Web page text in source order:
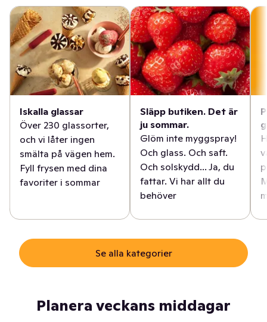
Iskalla glassar
Över 230 glassorter,
och vi låter ingen
smälta på vägen hem.
Fyll frysen med dina
favoriter i sommar
Släpp butiken. Det är
ju sommar.
Glöm inte myggspray!
Och glass. Och saft.
Och solskydd... Ja, du
fattar. Vi har allt du
behöver
Se alla kategorier
Planera veckans middagar